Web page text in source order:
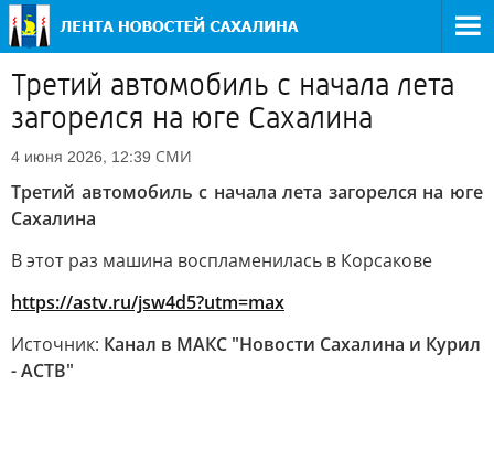
Третий автомобиль с начала лета
загорелся на юге Сахалина
4 июня 2026, 12:39 СМИ
Третий автомобиль с начала лета загорелся на юге
Сахалина
В этот раз машина воспламенилась в Корсакове
https://astv.ru/jsw4d5?utm=max
Источник: Канал в МАКС "Новости Сахалина и Курил
- АСТВ"